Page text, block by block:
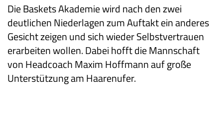
Die Baskets Akademie wird nach den zwei
deutlichen Niederlagen zum Auftakt ein anderes
Gesicht zeigen und sich wieder Selbstvertrauen
erarbeiten wollen. Dabei hofft die Mannschaft
von Headcoach Maxim Hoffmann auf große
Unterstützung am Haarenufer.